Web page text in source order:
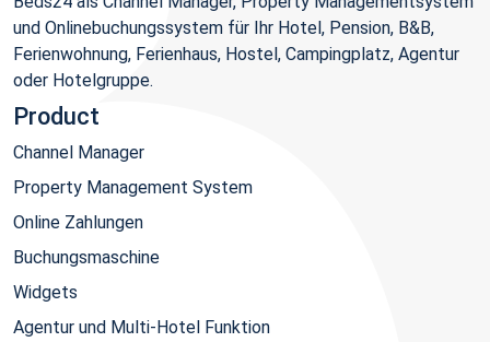
und Onlinebuchungssystem für Ihr Hotel, Pension, B&B,
Ferienwohnung, Ferienhaus, Hostel, Campingplatz, Agentur
oder Hotelgruppe.
Product
Channel Manager
Property Management System
Online Zahlungen
Buchungsmaschine
Widgets
Agentur und Multi-Hotel Funktion